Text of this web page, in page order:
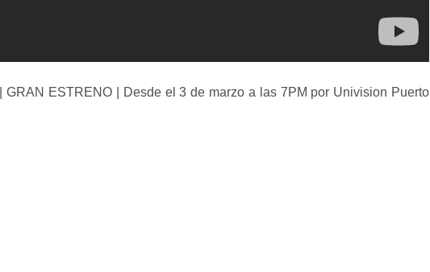
| GRAN ESTRENO | Desde el 3 de marzo a las 7PM por Univision Puerto